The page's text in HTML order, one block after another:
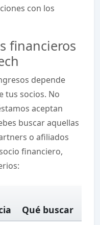
con los
financieros
depende
tus socios. No
aceptan
buscar aquellas
o afiliados
financiero,
Qué buscar